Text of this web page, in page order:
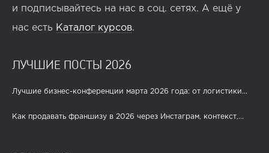
и подписывайтесь на нас в соц. сетях. А ещё у
нас есть Каталог курсов.
ЛУЧШИЕ ПОСТЫ 2026
Лучшие бизнес-конференции марта 2026 года: от логистики...
Как продавать франшизу в 2026 через Инстаграм, контекст,...